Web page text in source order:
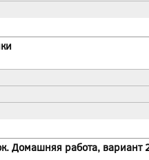
Домашняя работа, вариант